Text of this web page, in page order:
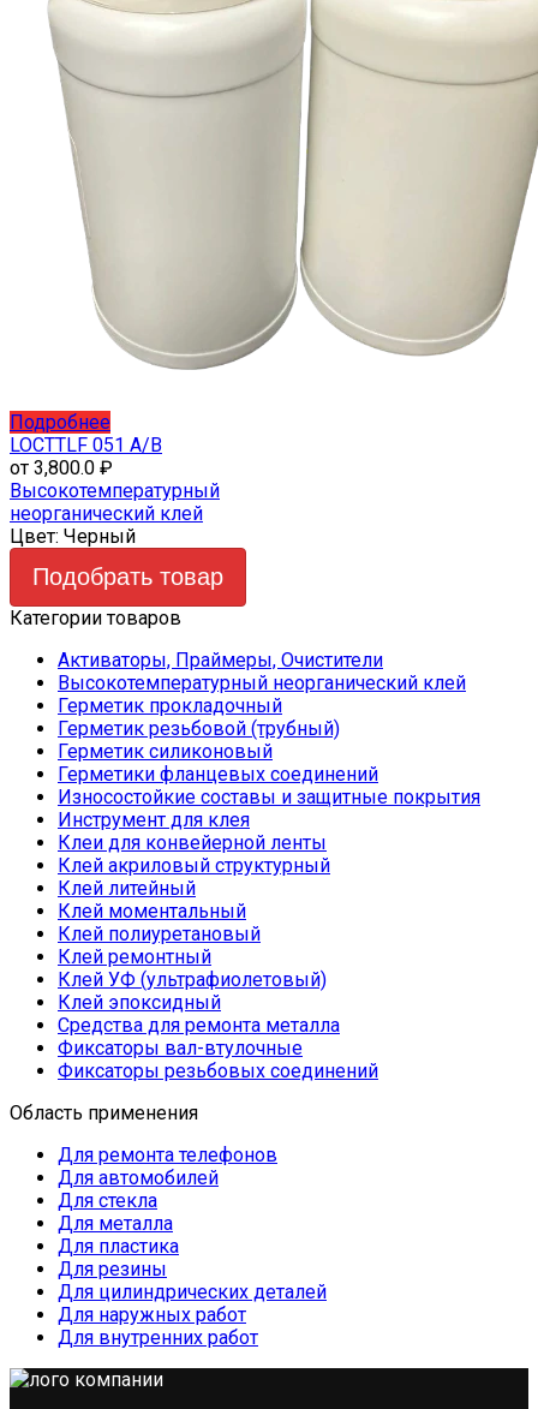
ПодробнееЭтот
товар
имеет
несколько
вариаций.
Опции
выбрать
на
странице
LOCTTLF 051 A/B
от 3,800.0 ₽
Высокотемпературный
неорганический клей
Цвет: Черный
Подобрать товар
Категории товаров
Активаторы, Праймеры, Очистители
Высокотемпературный неорганический клей
Герметик прокладочный
Герметик резьбовой (трубный)
Герметик силиконовый
Герметики фланцевых соединений
Износостойкие составы и защитные покрытия
Инструмент для клея
Клеи для конвейерной ленты
Клей акриловый структурный
Клей литейный
Клей моментальный
Клей полиуретановый
Клей ремонтный
Клей УФ (ультрафиолетовый)
Клей эпоксидный
Средства для ремонта металла
Фиксаторы вал-втулочные
Фиксаторы резьбовых соединений
Область применения
Для ремонта телефонов
Для автомобилей
Для стекла
Для металла
Для пластика
Для резины
Для цилиндрических деталей
Для наружных работ
Для внутренних работ